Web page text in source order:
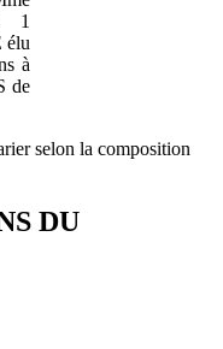
1
élu
à
de
selon la composition
DU